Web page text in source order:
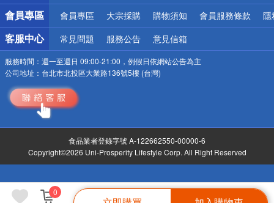
0
會員專區 會員專區 大宗採購 購物須知 會員服務條款 隱
客服中心 常見問題 服務公告 意見信箱
服務時間： 週一至週日 09:00-21:00，例假日依網站公告為主
公司地址： 台北市北投區大業路136號5樓 (台灣)
食品業者登錄字號 A-122662550-00000-6
Copyright©2026 Uni-Prosperity Lifestyle Corp. All Right Reserved